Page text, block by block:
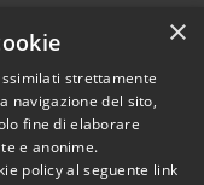
© 2026 • Comune di
×
strettamente
navigazione del sito,
fine di elaborare
e anonime.
policy al seguente link